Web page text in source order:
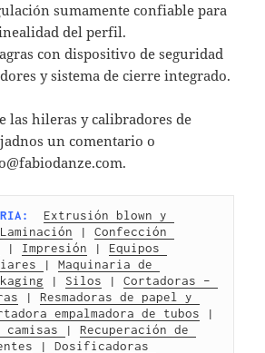
sumamente confiable para
del perfil.
con dispositivo de seguridad
y sistema de cierre integrado.
las hileras y calibradores de
un comentario o
Extrusión blown y
Laminación | Confección
| Impresión | Equipos
| Maquinaria de
| Silos | Cortadoras –
| Resmadoras de papel y
empalmadora de tubos
| Recuperación de
| Dosificadoras